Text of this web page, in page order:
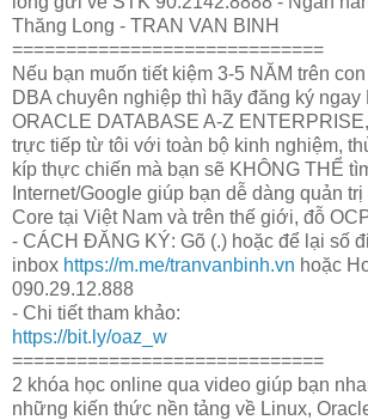
Thăng Long - TRAN VAN BINH
=============================
Nếu bạn muốn tiết kiệm 3-5 NĂM trên
DBA chuyên nghiệp thì hãy đăng ký ngay
ORACLE DATABASE A-Z
trực tiếp từ tôi với toàn bộ kinh nghiệm,
kíp thực chiến mà bạn sẽ KHÔNG THỂ
Internet/Google giúp bạn dễ dàng quản
Core tại Việt Nam và trên thế giới, đỗ
- CÁCH ĐĂNG KÝ: Gõ (.) hoặc để lại số
inbox https://m.me/tranvanbinh.vn hoặc
090.29.12.888
- Chi tiết tham khảo:
https://bit.ly/oaz_w
=============================
2 khóa học online qua video giúp bạn
những kiến thức nền tảng về Linux,